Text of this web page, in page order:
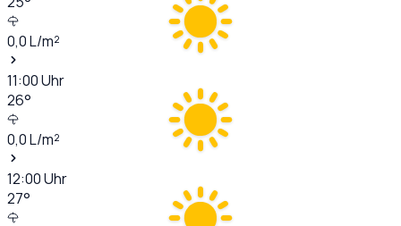
0,0L/m²
11:00Uhr
26°
0,0L/m²
12:00Uhr
27°